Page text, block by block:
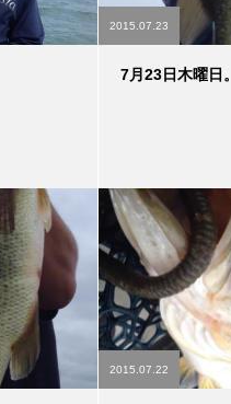
2015.07.23
7月23日木曜日。
2015.07.22